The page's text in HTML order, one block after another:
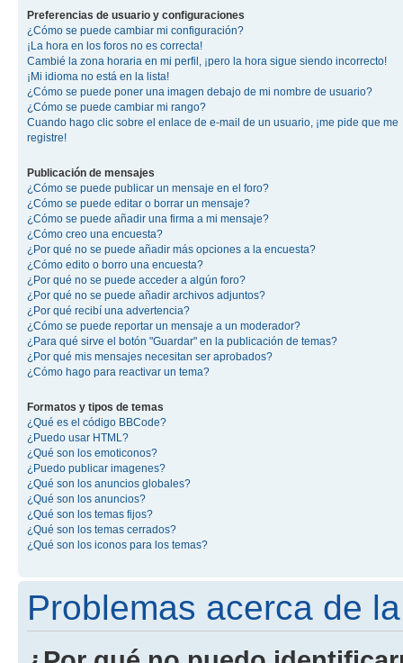
Preferencias de usuario y configuraciones
¿Cómo se puede cambiar mi configuración?
¡La hora en los foros no es correcta!
Cambié la zona horaria en mi perfil, ¡pero la hora sigue siendo incorrecto!
¡Mi idioma no está en la lista!
¿Cómo se puede poner una imagen debajo de mi nombre de usuario?
¿Cómo se puede cambiar mi rango?
Cuando hago clic sobre el enlace de e-mail de un usuario, ¡me pide que me
registre!
Publicación de mensajes
¿Cómo se puede publicar un mensaje en el foro?
¿Cómo se puede editar o borrar un mensaje?
¿Cómo se puede añadir una firma a mi mensaje?
¿Cómo creo una encuesta?
¿Por qué no se puede añadir más opciones a la encuesta?
¿Cómo edito o borro una encuesta?
¿Por qué no se puede acceder a algún foro?
¿Por qué no se puede añadir archivos adjuntos?
¿Por qué recibí una advertencia?
¿Cómo se puede reportar un mensaje a un moderador?
¿Para qué sirve el botón "Guardar" en la publicación de temas?
¿Por qué mis mensajes necesitan ser aprobados?
¿Cómo hago para reactivar un tema?
Formatos y tipos de temas
¿Qué es el código BBCode?
¿Puedo usar HTML?
¿Qué son los emoticonos?
¿Puedo publicar imagenes?
¿Qué son los anuncios globales?
¿Qué son los anuncios?
¿Qué son los temas fijos?
¿Qué son los temas cerrados?
¿Qué son los iconos para los temas?
Problemas acerca de